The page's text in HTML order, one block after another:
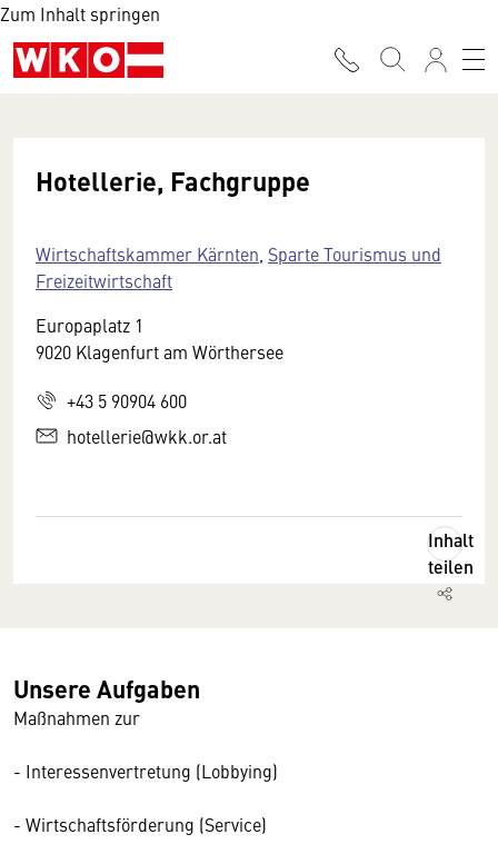
Zum Inhalt springen
Hotellerie, Fachgruppe
Wirtschaftskammer Kärnten Sparte Tourismus und
Freizeitwirtschaft
Europaplatz 1
9020 Klagenfurt am Wörthersee
+43 5 90904 600
hotellerie@wkk.or.at
Inhalt
teilen
Unsere Aufgaben
Maßnahmen zur
- Interessenvertretung (Lobbying)
- Wirtschaftsförderung (Service)